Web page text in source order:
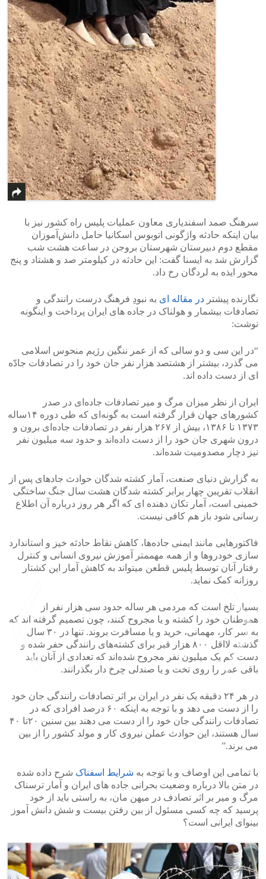
سرهنگ صمد اسفندیاری معاون عملیات پلیس‌ راه کشور نیز با
بیان اینکه حادثه واژگونی اتوبوس اسکانیا حامل دانش‌آموزان
مقطع دوم دبیرستان شهرستان بروجن در ساعت هشت شب‌
گزارش شد به ایسنا گفت: این حادثه در کیلومتر صد و هشتاد و پنج
محور ایذه به لردگان رخ داد.
نگارنده پیشتر در مقاله ای به نبودِ فرهنگ درست رانندگی و
تصادفات بیشمار و هولناک در جاده های ایران پرداخت و اینگونه
نوشت:
“در این سی و دو سالی که از عمر ننگین رژیم منحوس اسلامی
می گذرد، بیشتر از هشتصد هزار نفر جان خود را در تصادفات جادّه
ای از دست داده اند.
ایران از نظر میزان مرگ و میر تصادفات جاده‌ای در صدر
کشورهای جهان قرار گرفته است به گونه‌ای که طی دوره ۱۴‌ساله
۱۳۷۳ تا ۱۳۸۶، بیش از ۲۶۷ هزار نفر در تصادفات جاده‌ای برون و
درون شهری جان خود را از دست داده‌اند و حدود سه میلیون نفر
نیز دچار مصدومیت شده‌اند.
به گزارش دنیای صنعت، آمار کشته ­شدگان حوادث جاده­ای پس از
انقلاب تقریبن چهار برابر کشته شدگان هشت سال جنگ ساختگی
خمینی است، آمار تکان­ دهنده­ ای که اگر هر روز درباره آن اطلاع
رسانی شود باز هم کافی نیست.
فاکتورهایی مانند ایمنی جاده‌ها، کاهش نقاط حادثه‌ خیز و استاندارد
سازی خودروها و از همه مهمم­تر آموزش نیروی انسانی و کنترل
رفتار آنان توسط پلیس قطعن می­تواند به کاهش آمار این کشتار
روزانه کمک نماید.
بسیار تلخ است که مردمی هر ساله حدود سی هزار نفر از
هموطنان خود را کشته و یا مجروح کنند، چون تصمیم گرفته اند که
به سر کار، مهمانی، خرید و یا مسافرت بروند. تنها در ۳۰ سال
گذشته لااقل ۸۰۰ هزار قبر برای کشته‌های رانندگی حفر شده و
دست کم یک میلیون نفر مجروح شده‌اند که تعدادی از آنان باید
باقی عمر را روی تخت و یا صندلی چرخ دار بگذرانند.
در هر ۲۴ دقیقه یک نفر در ایران بر اثر تصادفات رانندگی جان خود
را از دست می دهد و با توجه به اینکه ۶۰ درصد افرادی که در
تصادفات رانندگی جان خود را از دست می دهند بین سنین ۲۰تا ۴۰
سال هستند، این حوادث عملن نیروی کار و مولد کشور را از بین
می برند.”
با تمامی این اوصاف و با توجه به شرایط اسفناک شرح داده شده
در متن بالا درباره وضعیت بحرانی جاده های ایران و آمار ترسناک
مرگ و میر بر اثر تصادف در میهن مان، به راستی باید از خود
پرسید که چه کسی مسئول از بین رفتن بیست و شش دانش آموز
بینوای ایرانی است؟
<
>